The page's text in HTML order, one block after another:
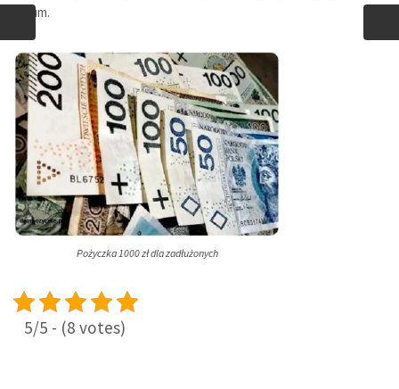
forum.
Pożyczka 1000 zł dla zadłużonych
5/5 - (8 votes)